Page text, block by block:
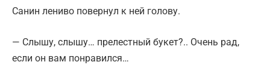
Санин лениво повернул к ней голову.
— Слышу, слышу… прелестный букет?.. Очень рад,
если он вам понравился…